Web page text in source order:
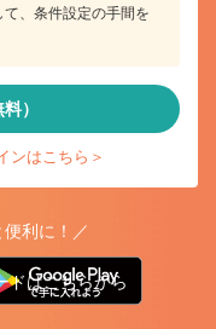
、条件設定の手間を
）
ンはこちら＞
利に！／
ドはこちらから